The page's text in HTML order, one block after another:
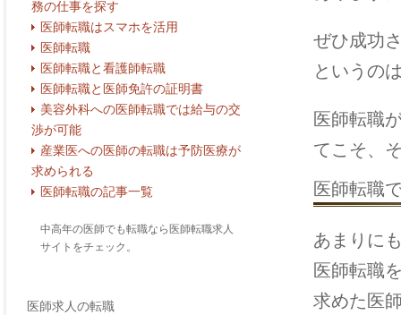
務の仕事を探す
医師転職はスマホを活用
医師転職
医師転職と看護師転職
医師転職と医師免許の証明書
美容外科への医師転職では給与の交
渉が可能
産業医への医師の転職は予防医療が
求められる
医師転職の記事一覧
中高年の医師でも転職なら医師転職求人
サイトをチェック。
医師求人の転職
ぜひ成功
というの
医師転職
てこそ、
医師転職
あまりに
医師転職
求めた医